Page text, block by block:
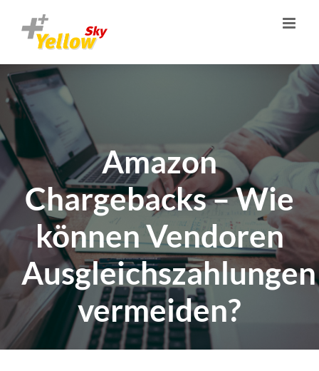
Inhalt
springen
Amazon
Chargebacks – Wie
können Vendoren
Ausgleichszahlungen
vermeiden?